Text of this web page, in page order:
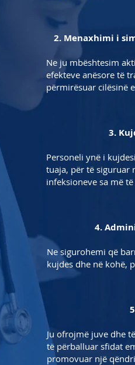
2. Menaxhimi i
Ne ju mbështesim
efekteve anësore të
përmirësuar cilësinë
3.
Personeli ynë i
tuaja, për të siguruar
infeksioneve sa më
4.
Ne sigurohemi që
kujdes dhe në kohë,
Ju ofrojmë juve dhe
të përballuar sfidat
promovuar një